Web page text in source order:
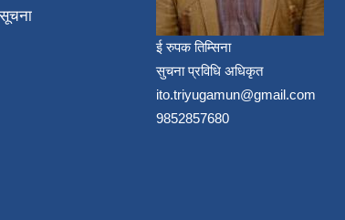
ई रुपक तिम्सिना
सुचना प्रविधि अधिकृत
ito.triyugamun@gmail.com
9852857680